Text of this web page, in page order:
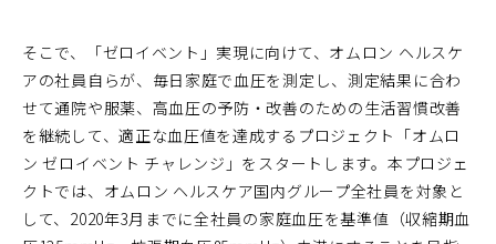
そこで、「ゼロイベント」実現に向けて、オムロン ヘルスケ
アの社員自らが、毎日家庭で血圧を測定し、測定結果に合わ
せて通院や服薬、高血圧の予防・改善のための生活習慣改善
を継続して、適正な血圧値を達成するプロジェクト「オムロ
ン ゼロイベント チャレンジ」をスタートします。本プロジェ
クトでは、オムロン ヘルスケア国内グループ全社員を対象と
して、2020年3月までに全社員の家庭血圧を基準値（収縮期血